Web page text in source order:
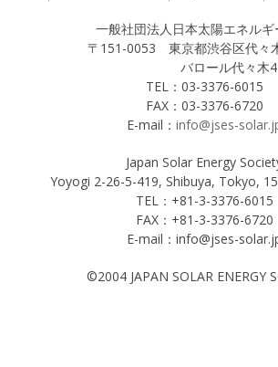
一般社団法人日本太陽エネルギ
〒151-0053 東京都渋谷区代々
バロール代々木
TEL：03-3376-6015
FAX：03-3376-6720
E-mail： info@jses-
Japan Solar Energy
Yoyogi 2-26-5-419, Shibuya, Tokyo,
TEL：+81-3-3376-6015
FAX：+81-3-3376-6720
E-mail：info@jses-
©2004 JAPAN SOLAR ENERGY